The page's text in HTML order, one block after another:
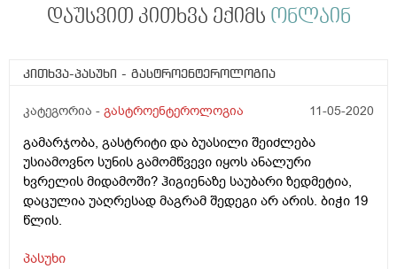
დაუსვით კითხვა ექიმს ონლაინ
კითხვა-პასუხი - გასტროენტეროლოგია
კატეგორია - გასტროენტეროლოგია 11-05-2020
გამარჯობა, გასტრიტი და ბუასილი შეიძლება
უსიამოვნო სუნის გამომწვევი იყოს ანალური
ხვრელის მიდამოში? ჰიგიენაზე საუბარი ზედმეტია,
დაცულია უაღრესად მაგრამ შედეგი არ არის. ბიჭი 19
წლის.
პასუხი